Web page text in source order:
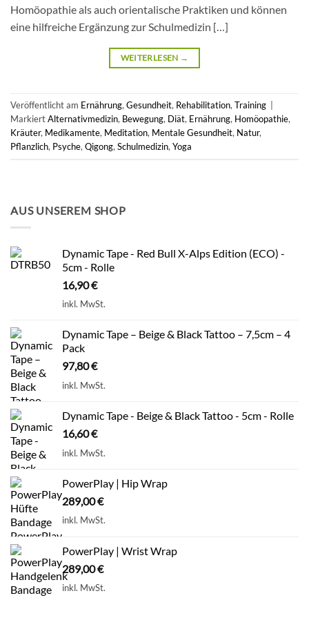
Homöopathie als auch orientalische Praktiken und können
eine hilfreiche Ergänzung zur Schulmedizin […]
WEITERLESEN →
Veröffentlicht am Ernährung,Gesundheit, Rehabilitation,Training
MarkiertAlternativmedizin, Bewegung, Diät, Ernährung, Homöopathie,
Kräuter, Medikamente, Meditation, Mentale Gesundheit, Natur,
Pflanzlich, Psyche,Qigong,Schulmedizin,Yoga
AUS UNSEREM SHOP
Dynamic Tape - Red Bull X-Alps Edition (ECO) -
5cm - Rolle
16,90€
inkl. MwSt.
Dynamic Tape – Beige & Black Tattoo – 7,5cm – 4
Pack
97,80€
inkl. MwSt.
Dynamic Tape - Beige & Black Tattoo - 5cm - Rolle
16,60€
inkl. MwSt.
PowerPlay | Hip Wrap
289,00€
inkl. MwSt.
PowerPlay | Wrist Wrap
289,00€
inkl. MwSt.